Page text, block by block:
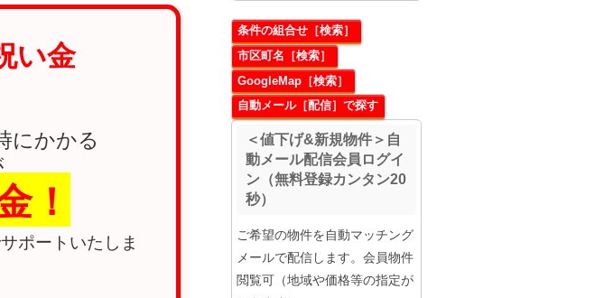
い金
にかかる
！
ポートいたしま
条件の組合せ［検索］
市区町名［検索］
GoogleMap［検索］
自動メール［配信］で探す
＜値下げ&新規物件＞自
動メール配信会員ログイ
ン（無料登録カンタン20
秒）
ご希望の物件を自動マッチング
メールで配信します。会員物件
閲覧可（地域や価格等の指定が